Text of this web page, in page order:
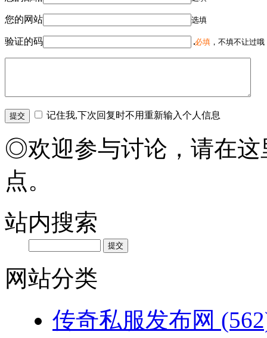
您的网站 选填
验证的码 必填 ，不填不让过
记住我,下次回复时不用重新输入个人信息
◎欢迎参与讨论，请在这
点。
站内搜索
网站分类
传奇私服发布网